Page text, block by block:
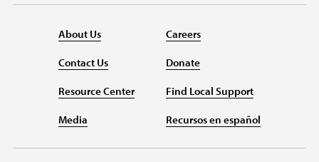
About Us
Contact Us
Resource Center
Media
Careers
Donate
Find Local Support
Recursos en español